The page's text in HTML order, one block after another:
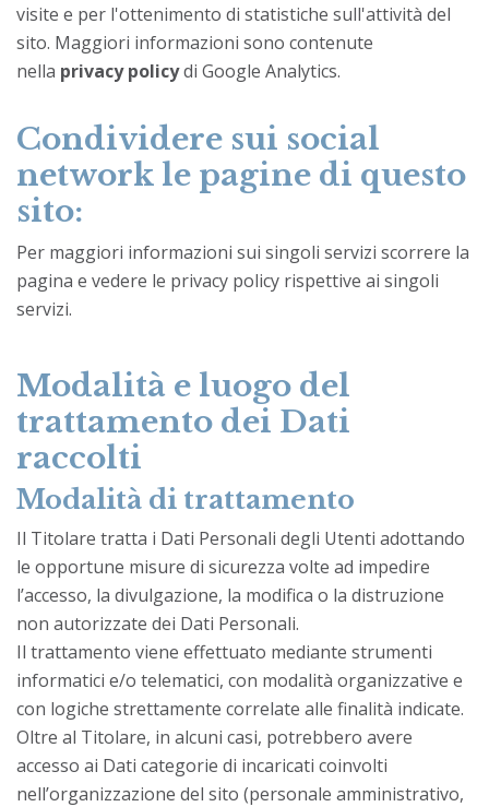
visite e per l'ottenimento di statistiche sull'attività del
sito. Maggiori informazioni sono contenute
nella privacy policydi Google Analytics.
Condividere sui social
network le pagine di questo
sito:
Per maggiori informazioni sui singoli servizi scorrere la
pagina e vedere le privacy policy rispettive ai singoli
servizi.
Modalità e luogo del
trattamento dei Dati
raccolti
Modalità di trattamento
Il Titolare tratta i Dati Personali degli Utenti adottando
le opportune misure di sicurezza volte ad impedire
l’accesso, la divulgazione, la modifica o la distruzione
non autorizzate dei Dati Personali.
Il trattamento viene effettuato mediante strumenti
informatici e/o telematici, con modalità organizzative e
con logiche strettamente correlate alle finalità indicate.
Oltre al Titolare, in alcuni casi, potrebbero avere
accesso ai Dati categorie di incaricati coinvolti
nell’organizzazione del sito (personale amministrativo,